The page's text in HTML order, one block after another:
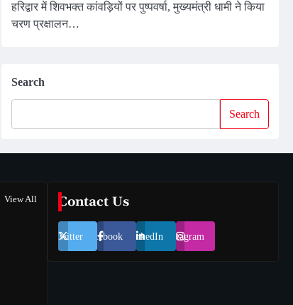
हरिद्वार में शिवभक्त कांवड़ियों पर पुष्पवर्षा, मुख्यमंत्री धामी ने किया
चरण प्रक्षालन…
Search
Search
View All Contact Us
Twitter Facebook LinkedIn Instagram